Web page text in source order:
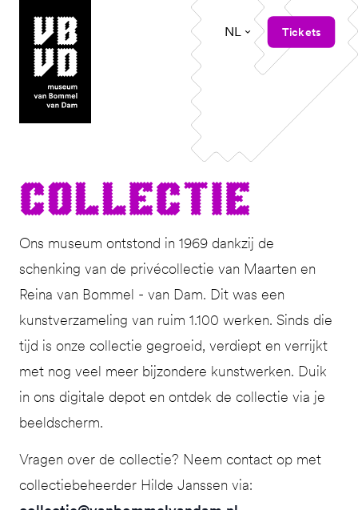
museum van Bommel van Dam
NL Tickets
Col­lec­tie
Ons museum ontstond in 1969 dankzij de
schenking van de privécollectie van Maarten en
Reina van Bommel - van Dam. Dit was een
kunstverzameling van ruim 1.100 werken. Sinds die
tijd is onze collectie gegroeid, verdiept en verrijkt
met nog veel meer bijzondere kunstwerken. Duik
in ons digitale depot en ontdek de collectie via je
beeldscherm.
Vragen over de collectie? Neem contact op met
collectiebeheerder Hilde Janssen via: